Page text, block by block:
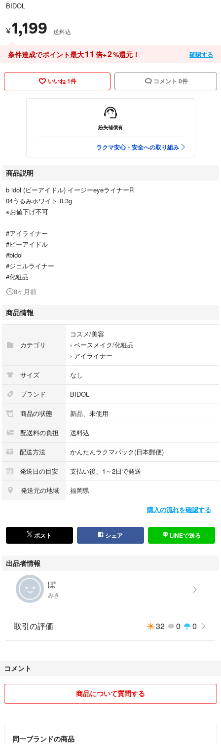
BIDOL
¥1,199 送料込
条件達成でポイント最大11 倍+2%還元！ 確認する
いいね 1件 コメント 0件
紛失補償有
ラクマ安心・安全への取り組み
商品説明
b idol (ビーアイドル) イージーeyeライナーR
04うるみホワイト 0.3g
※お値下げ不可
#アイライナー
#ビーアイドル
#bidol
#ジェルライナー
#化粧品
8ヶ月前
商品情報
カテゴリ
コスメ/美容
› ベースメイク/化粧品
› アイライナー
サイズ なし
ブランド BIDOL
商品の状態 新品、未使用
配送料の負担 送料込
配送方法 かんたんラクマパック(日本郵便)
発送日の目安 支払い後、1～2日で発送
発送元の地域 福岡県
購入の流れを確認する
ポスト シェア LINEで送る
出品者情報
ぽ
みき
取引の評価 32 0 0
コメント
商品について質問する
同一ブランドの商品